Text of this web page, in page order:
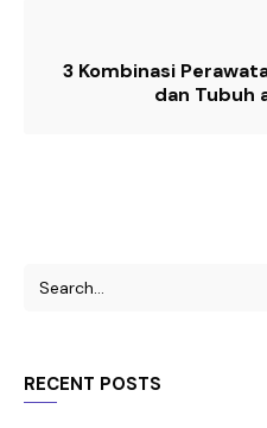
3 Kombinasi
dan Tubuh
RECENT POSTS